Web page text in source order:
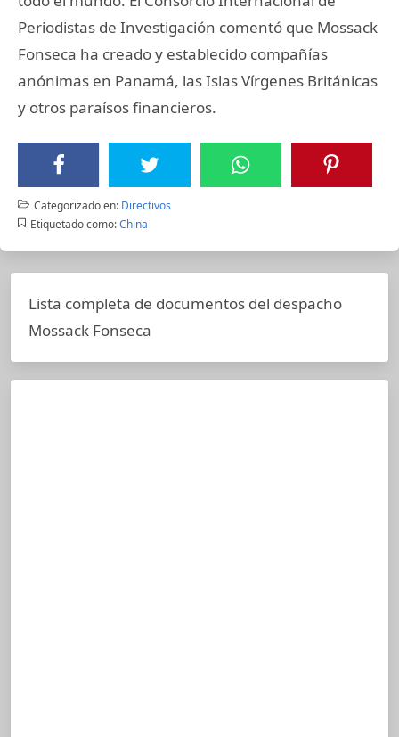
Periodistas de Investigación comentó que Mossack
Fonseca ha creado y establecido compañías
anónimas en Panamá, las Islas Vírgenes Británicas
y otros paraísos financieros.
Categorizado en: Directivos
Etiquetado como: China
Lista completa de documentos del despacho
Mossack Fonseca